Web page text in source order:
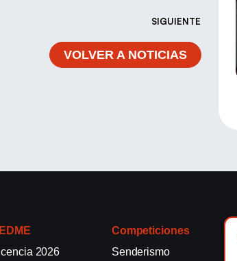
SIGUIENTE
VOLVER A NOTICIAS
2026
Competiciones
Senderismo